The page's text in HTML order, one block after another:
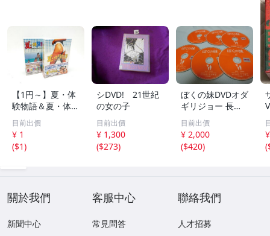
【1円～】夏・体
験物語＆夏・体験
物語2 DVD-BOX
全2作品コンプリ
ート全巻セット
中山美穂 吉幾三
目前出價
¥ 1
($1)
シDVD! 21世紀
の女の子
目前出價
¥ 1,300
($273)
ぼくの妹DVDオダ
ギリジョー 長澤
まさみ 千原ジュ
ニア ともさかり
え
目前出價
¥ 2,000
($420)
(
關於我們
新聞中心
客服中心
常見問答
聯絡我們
人才招募